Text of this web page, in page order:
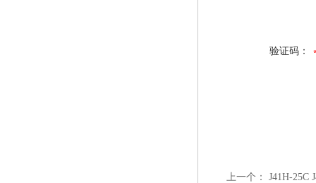
验证码：
上一个： J41H-25C